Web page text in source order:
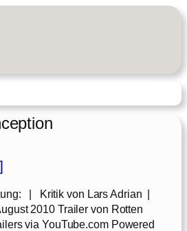
| Kritik von Lars Adrian |
2010 Trailer von Rotten
via YouTube.com Powered